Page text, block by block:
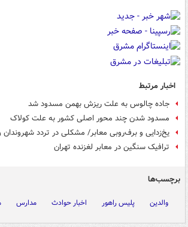
اخبار مرتبط
جاده چالوس به علت ریزش بهمن مسدود شد
مسدود شدن چند محور اصلی کشور به علت کولاک
یخ‌زدایی و برف‌روبی معابر/ مشکلی در تردد شهروندان
ترافیک سنگین در معابر لغزنده تهران
برچسب‌ها
والدین پلیس راهور اخبار حوادث مدارس